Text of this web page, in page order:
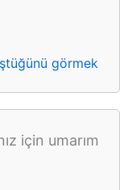
görmek
için umarım